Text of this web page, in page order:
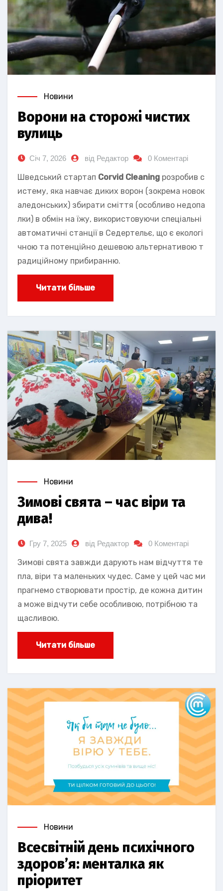
Новини
Ворони на сторожі чистих
вулиць
Січ 7, 2026 від Редактор 0 Коментарі
Шведський стартап Corvid Cleaning розробив с
истему, яка навчає диких ворон (зокрема новок
аледонських) збирати сміття (особливо недопа
лки) в обмін на їжу, використовуючи спеціальні
автоматичні станції в Седертельє, що є екологі
чною та потенційно дешевою альтернативою т
радиційному прибиранню.
Читати більше
Новини
Зимові свята – час віри та
дива!
Гру 7, 2025 від Редактор 0 Коментарі
Зимові свята завжди дарують нам відчуття те
пла, віри та маленьких чудес. Саме у цей час ми
прагнемо створювати простір, де кожна дитин
а може відчути себе особливою, потрібною та
щасливою.
Читати більше
Новини
Всесвітній день психічного
здоров’я: менталка як
пріоритет